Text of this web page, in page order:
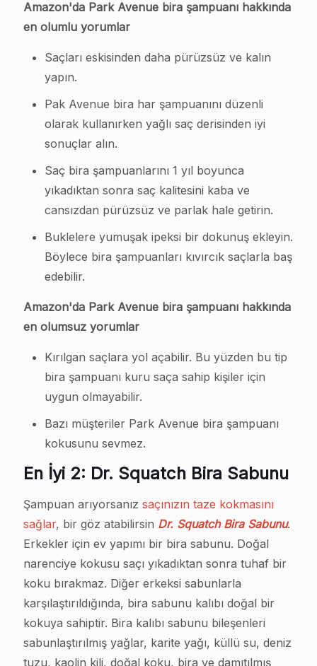
Amazon'da Park Avenue bira şampuanı hakkında
en olumlu yorumlar
Saçları eskisinden daha pürüzsüz ve kalın
yapın.
Pak Avenue bira har şampuanını düzenli
olarak kullanırken yağlı saç derisinden iyi
sonuçlar alın.
Saç bira şampuanlarını 1 yıl boyunca
yıkadıktan sonra saç kalitesini kaba ve
cansızdan pürüzsüz ve parlak hale getirin.
Buklelere yumuşak ipeksi bir dokunuş ekleyin.
Böylece bira şampuanları kıvırcık saçlarla baş
edebilir.
Amazon'da Park Avenue bira şampuanı hakkında
en olumsuz yorumlar
Kırılgan saçlara yol açabilir. Bu yüzden bu tip
bira şampuanı kuru saça sahip kişiler için
uygun olmayabilir.
Bazı müşteriler Park Avenue bira şampuanı
kokusunu sevmez.
En İyi 2: Dr. Squatch Bira Sabunu
Şampuan arıyorsanız saçınızın taze kokmasını
sağlar, bir göz atabilirsin Dr. Squatch Bira Sabunu.
Erkekler için ev yapımı bir bira sabunu. Doğal
narenciye kokusu saçı yıkadıktan sonra tuhaf bir
koku bırakmaz. Diğer erkeksi sabunlarla
karşılaştırıldığında, bira sabunu kalıbı doğal bir
kokuya sahiptir. Bira kalıbı sabunu bileşenleri
sabunlaştırılmış yağlar, karite yağı, küllü su, deniz
tuzu, kaolin kili, doğal koku, bira ve damıtılmış